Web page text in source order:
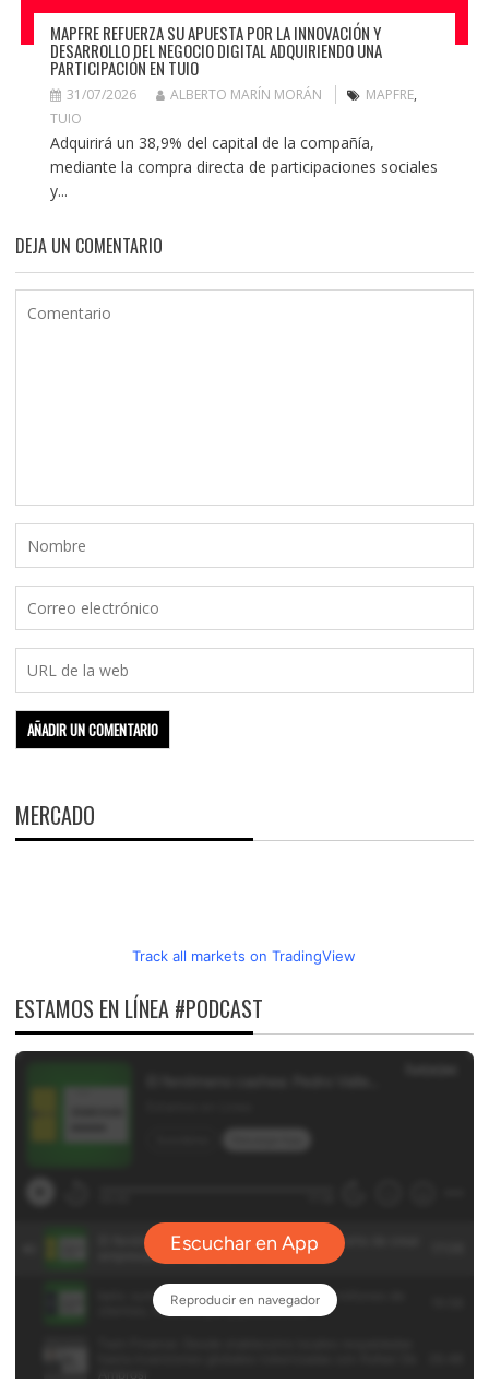
MAPFRE REFUERZA SU APUESTA POR LA INNOVACIÓN Y
DESARROLLO DEL NEGOCIO DIGITAL ADQUIRIENDO UNA
PARTICIPACIÓN EN TUIO
31/07/2026 ALBERTO MARÍN MORÁN MAPFRE,
TUIO
Adquirirá un 38,9% del capital de la compañía,
mediante la compra directa de participaciones sociales
y...
DEJA UN COMENTARIO
MERCADO
Track all markets on TradingView
ESTAMOS EN LÍNEA #PODCAST